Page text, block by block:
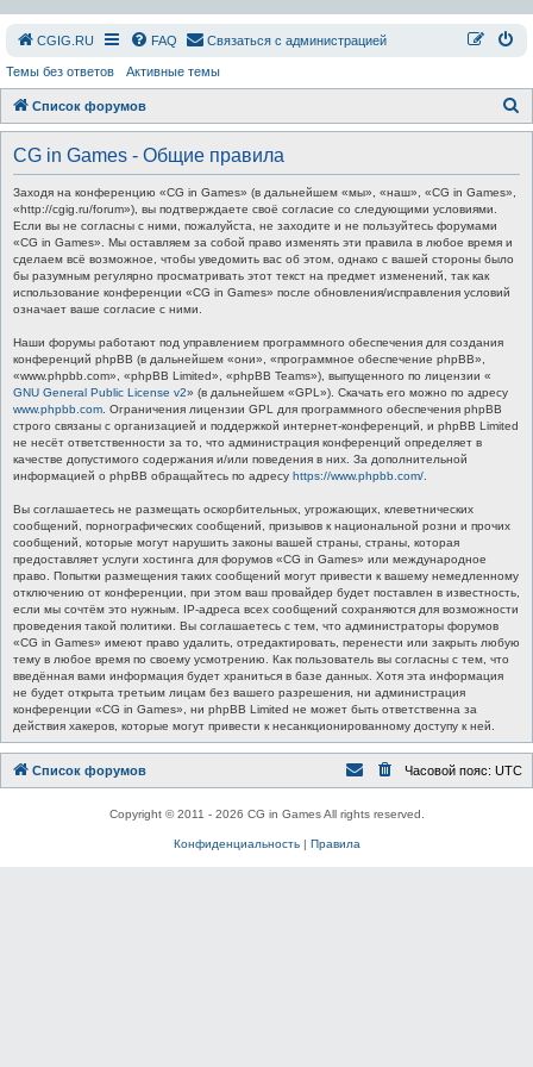
СGIG.RU FAQ Связаться с администрацией
Темы без ответов Активные темы
Список форумов
о
CG in Games - Общие правила
Заходя на конференцию «CG in Games» (в дальнейшем «мы», «наш», «CG in Games»,
«http://cgig.ru/forum»), вы подтверждаете своё согласие со следующими условиями.
Если вы не согласны с ними, пожалуйста, не заходите и не пользуйтесь форумами
«CG in Games». Мы оставляем за собой право изменять эти правила в любое время и
сделаем всё возможное, чтобы уведомить вас об этом, однако с вашей стороны было
бы разумным регулярно просматривать этот текст на предмет изменений, так как
использование конференции «CG in Games» после обновления/исправления условий
означает ваше согласие с ними.
Наши форумы работают под управлением программного обеспечения для создания
конференций phpBB (в дальнейшем «они», «программное обеспечение phpBB»,
«www.phpbb.com», «phpBB Limited», «phpBB Teams»), выпущенного по лицензии «
GNU General Public License v2» (в дальнейшем «GPL»). Скачать его можно по адресу
www.phpbb.com . Ограничения лицензии GPL для программного обеспечения phpBB
строго связаны с организацией и поддержкой интернет-конференций, и phpBB Limited
не несёт ответственности за то, что администрация конференций определяет в
качестве допустимого содержания и/или поведения в них. За дополнительной
информацией о phpBB обращайтесь по адресу https://www.phpbb.com/
Вы соглашаетесь не размещать оскорбительных, угрожающих, клеветнических
сообщений, порнографических сообщений, призывов к национальной розни и прочих
сообщений, которые могут нарушить законы вашей страны, страны, которая
предоставляет услуги хостинга для форумов «CG in Games» или международное
право. Попытки размещения таких сообщений могут привести к вашему немедленному
отключению от конференции, при этом ваш провайдер будет поставлен в известность,
если мы сочтём это нужным. IP-адреса всех сообщений сохраняются для возможности
проведения такой политики. Вы соглашаетесь с тем, что администраторы форумов
«CG in Games» имеют право удалить, отредактировать, перенести или закрыть любую
тему в любое время по своему усмотрению. Как пользователь вы согласны с тем, что
введённая вами информация будет храниться в базе данных. Хотя эта информация
не будет открыта третьим лицам без вашего разрешения, ни администрация
конференции «CG in Games», ни phpBB Limited не может быть ответственна за
действия хакеров, которые могут привести к несанкционированному доступу к ней.
Список форумов Часовой пояс: UTC
Copyright © 2011 - 2026 CG in Games All rights reserved.
Конфиденциальность| Правила